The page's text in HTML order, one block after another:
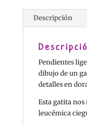
Descripción
Pendientes
dibujo de un
detalles en
Esta gatita nos
leucémica